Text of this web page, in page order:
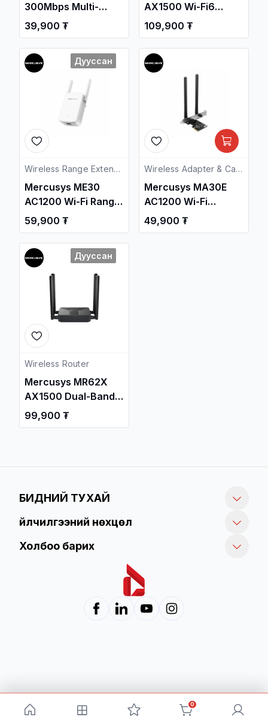
0
300Mbps Multi-
Mode Wireless N
Router / Свич
салаалагч ,
Сүлжээний
Төхөөрөмж /
39,900 ₮
AX1500 Wi-Fi6
Router / Свич
салаалагч ,
Сүлжээний
Төхөөрөмж /
109,900 ₮
Дууссан
Wireless Range Extender
Mercusys ME30
AC1200 Wi-Fi Range
Extender
59,900 ₮
Wireless Adapter & Cards
Mercusys MA30E
AC1200 Wi-Fi
Bluetooth PCIe
Adapter
49,900 ₮
Дууссан
Wireless Router
Mercusys MR62X
AX1500 Dual-Band
Wi-Fi6 Router / Свич
салаалагч ,
99,900 ₮
БИДНИЙ ТУХАЙ
Үйлчилгээний нөхцөл
Холбоо барих